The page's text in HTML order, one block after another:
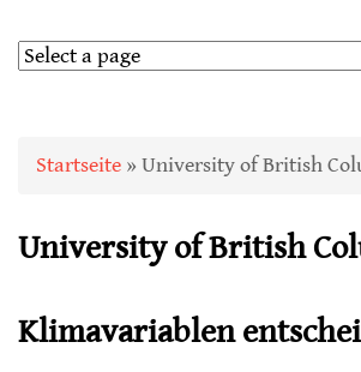
Sie sind hier
Startseite » University of British
University of British
Klimavariablen